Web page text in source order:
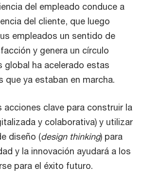
del empleado conduce a
del cliente, que luego
empleados un sentido de
y genera un círculo
global ha acelerado estas
que ya estaban en marcha.
acciones clave para construir la
y colaborativa) y utilizar
diseño (design thinking) para
y la innovación ayudará a los
para el éxito futuro.